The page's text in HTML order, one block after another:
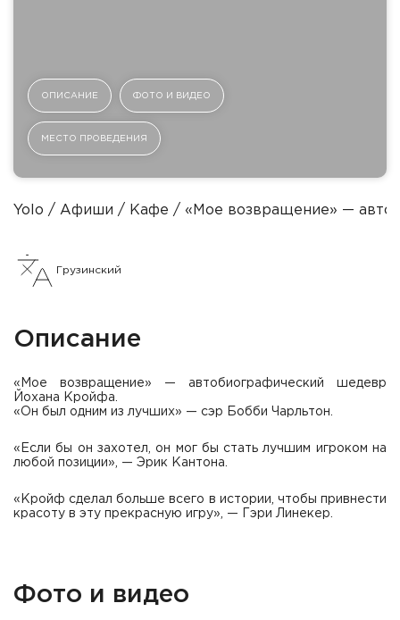
ОПИСАНИЕ ФОТО И ВИДЕО
МЕСТО ПРОВЕДЕНИЯ
Yolo Афиши Кафе «Мое возвращение» —
Грузинский
Описание
«Мое возвращение» — автобиографический шедевр
Йохана Кройфа.
«Он был одним из лучших» — сэр Бобби Чарльтон.
«Если бы он захотел, он мог бы стать лучшим игроком на
любой позиции», — Эрик Кантона.
«Кройф сделал больше всего в истории, чтобы привнести
красоту в эту прекрасную игру», — Гэри Линекер.
Фото и видео